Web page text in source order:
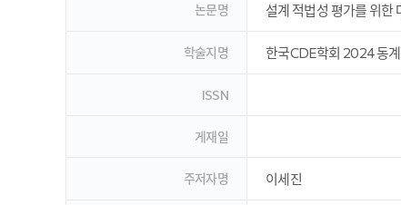
논문명 설계 적법성 평가를 위한
학술지명 한국CDE학회 2024 동
ISSN
게재일
주저자명 이세진